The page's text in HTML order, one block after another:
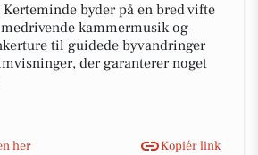
Kerteminde byder på en bred vifte
kammermusik og
til guidede byvandringer
der garanterer noget
her
Kopiér link